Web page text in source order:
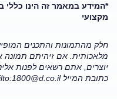
*המידע במאמר זה הינו כללי
מקצועי
חלק מהתמונות והתכנים
מלאכותית. אם זיהיתם תמונה
יוצרים, אתם רשאים לפנות
כתובת המייל mailto:
1800@d.co.il